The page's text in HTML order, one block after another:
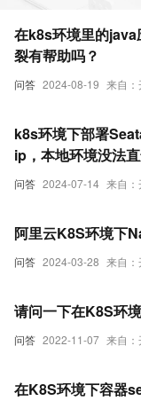
问答 2024-08-19 来自：
在k8s环境里的
裂有帮助吗？
问答 2024-07-14 来自：
k8s环境下部署
ip，本地环境没法
问答 2024-03-28 来自：
阿里云K8S环境下
问答 2022-11-07 来自：
请问一下在K8S环
在K8S环境下容器